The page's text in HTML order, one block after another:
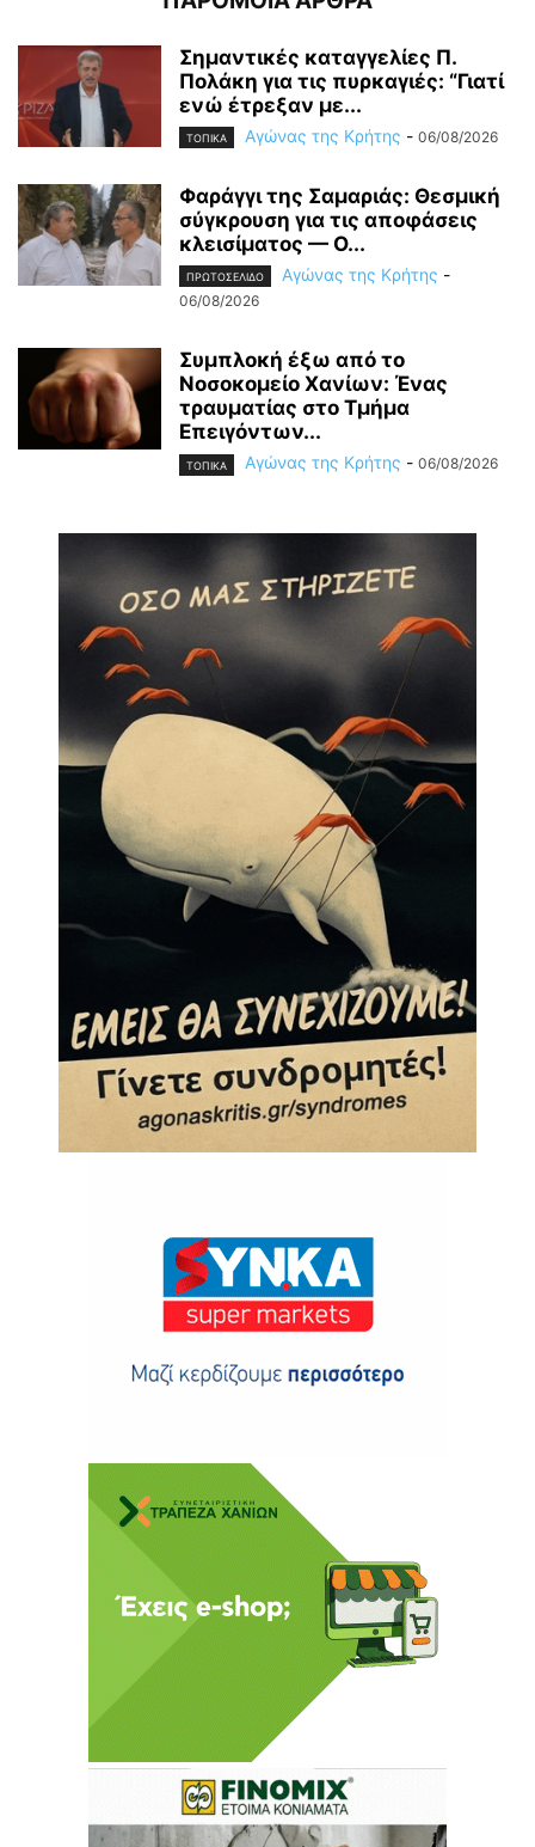
Σημαντικές καταγγελίες Π.
Πολάκη για τις πυρκαγιές: “Γιατί
ενώ έτρεξαν με...
ΤΟΠΙΚΑ Αγώνας της Κρήτης - 06/08/2026
Φαράγγι της Σαμαριάς: Θεσμική
σύγκρουση για τις αποφάσεις
κλεισίματος — Ο...
ΠΡΩΤΟΣΕΛΙΔΟ Αγώνας της Κρήτης -
06/08/2026
Συμπλοκή έξω από το
Νοσοκομείο Χανίων: Ένας
τραυματίας στο Τμήμα
Επειγόντων...
ΤΟΠΙΚΑ Αγώνας της Κρήτης - 06/08/2026